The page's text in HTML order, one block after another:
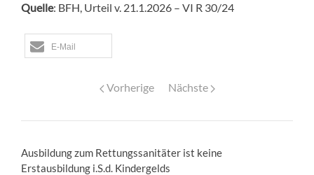
Quelle: BFH, Urteil v. 21.1.2026 – VI R 30/24
E-Mail
Vorherige Nächste
Ausbildung zum Rettungssanitäter ist keine
Erstausbildung i.S.d. Kindergelds